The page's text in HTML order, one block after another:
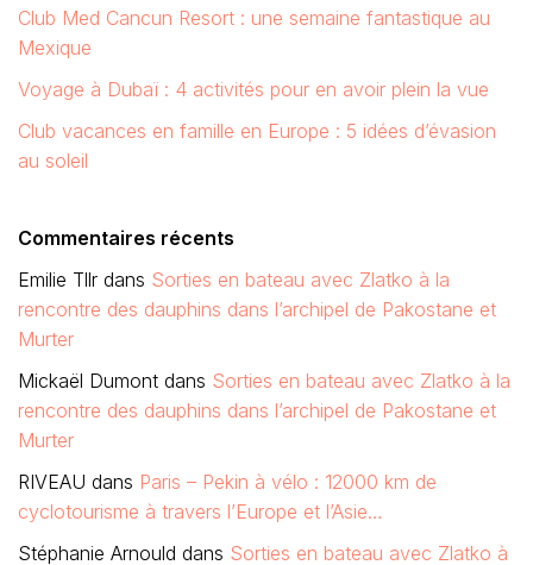
Club Med Cancun Resort : une semaine fantastique au
Mexique
Voyage à Dubaï : 4 activités pour en avoir plein la vue
Club vacances en famille en Europe : 5 idées d’évasion
au soleil
Commentaires récents
Emilie Tllr dans Sorties en bateau avec Zlatko à la
rencontre des dauphins dans l’archipel de Pakostane et
Murter
Mickaël Dumont dans Sorties en bateau avec Zlatko à la
rencontre des dauphins dans l’archipel de Pakostane et
Murter
RIVEAU dans Paris – Pekin à vélo : 12000 km de
cyclotourisme à travers l’Europe et l’Asie…
Stéphanie Arnould dans Sorties en bateau avec Zlatko à